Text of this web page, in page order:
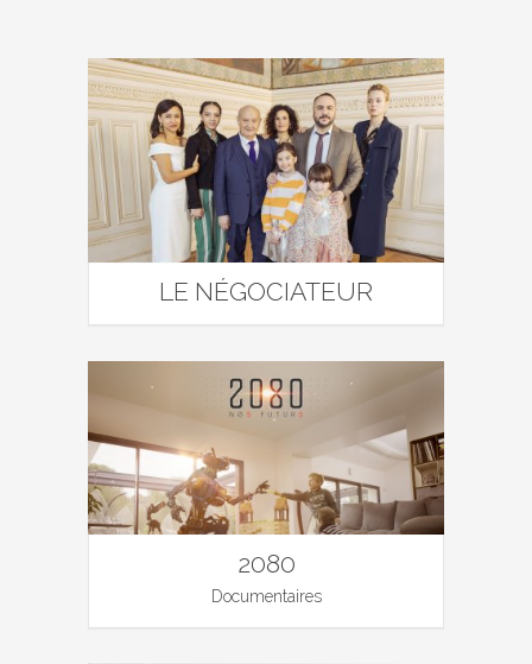
LE NÉGOCIATEUR
2080
Documentaires